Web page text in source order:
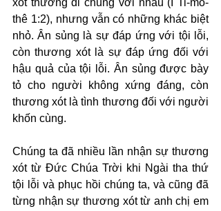
xót thường đi chung với nhau (I Ti-mô-
thê 1:2), nhưng vẫn có những khác biệt
nhỏ. Ân sủng là sự đáp ứng với tội lỗi,
còn thương xót là sự đáp ứng đối với
hậu quả của tội lỗi. Ân sủng được bày
tỏ cho người không xứng đáng, còn
thương xót là tình thương đối với người
khốn cùng.
Chúng ta đã nhiều lần nhận sự thương
xót từ Đức Chúa Trời khi Ngài tha thứ
tội lỗi và phục hồi chúng ta, và cũng đã
từng nhận sự thương xót từ anh chị em